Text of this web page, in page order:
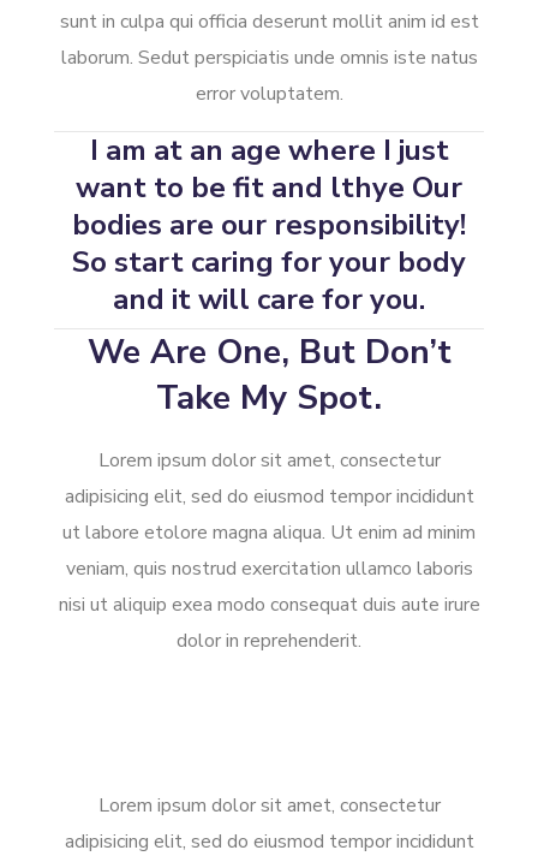
sunt in culpa qui officia deserunt mollit anim id est
laborum. Sedut perspiciatis unde omnis iste natus
error voluptatem.
I am at an age where I just
want to be fit and lthye Our
bodies are our responsibility!
So start caring for your body
and it will care for you.
We Are One, But Don’t
Take My Spot.
Lorem ipsum dolor sit amet, consectetur
adipisicing elit, sed do eiusmod tempor incididunt
ut labore etolore magna aliqua. Ut enim ad minim
veniam, quis nostrud exercitation ullamco laboris
nisi ut aliquip exea modo consequat duis aute irure
dolor in reprehenderit.
Lorem ipsum dolor sit amet, consectetur
adipisicing elit, sed do eiusmod tempor incididunt